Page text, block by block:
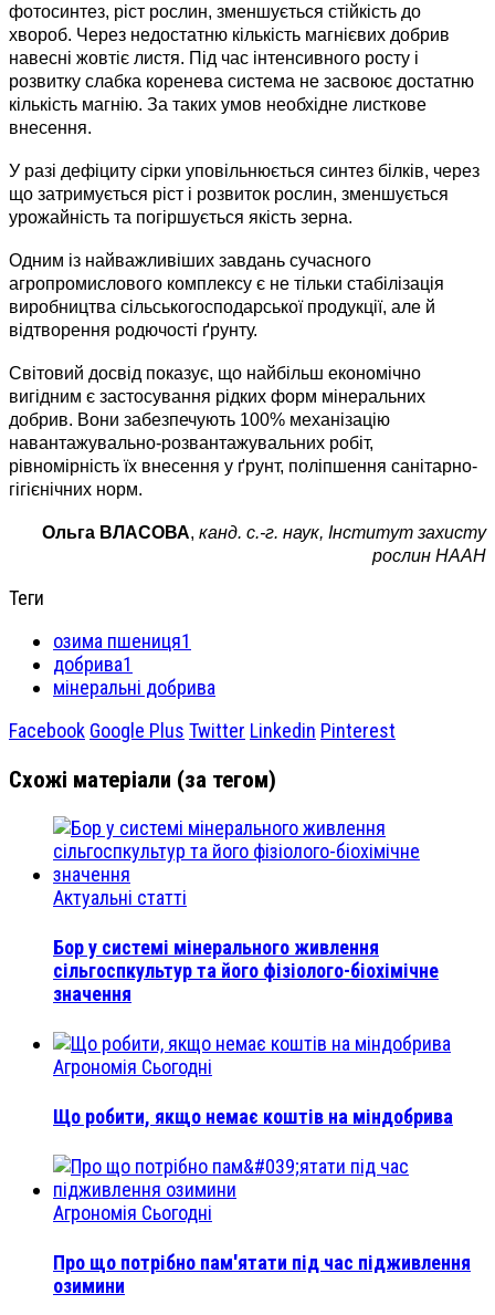
фотосинтез, ріст рослин, зменшується стійкість до
хвороб. Через недостатню кількість магнієвих добрив
навесні жовтіє листя. Під час інтенсивного росту і
розвитку слабка коренева система не засвоює достатню
кількість магнію. За таких умов необхідне листкове
внесення.
У разі дефіциту сірки уповільнюється синтез білків, через
що затримується ріст і розвиток рослин, зменшується
урожайність та погіршується якість зерна.
Одним із найважливіших завдань сучасного
агропромислового комплексу є не тільки стабілізація
виробництва сільськогосподарської продукції, але й
відтворення родючості ґрунту.
Світовий досвід показує, що найбільш економічно
вигідним є застосування рідких форм мінеральних
добрив. Вони забезпечують 100% механізацію
навантажувально-розвантажувальних робіт,
рівномірність їх внесення у ґрунт, поліпшення санітарно-
гігієнічних норм.
Ольга ВЛАСОВА, канд. с.-г. наук, Інститут захисту
рослин НААН
Теги
озима пшениця1
добрива1
мінеральні добрива
Facebook Google Plus Twitter Linkedin Pinterest
Схожі матеріали (за тегом)
Актуальні статті
Бор у системі мінерального живлення
сільгоспкультур та його фізіолого-біохімічне
значення
Агрономія Сьогодні
Що робити, якщо немає коштів на міндобрива
Агрономія Сьогодні
Про що потрібно пам'ятати під час підживлення
озимини